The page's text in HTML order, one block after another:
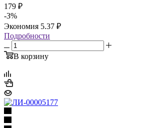
179 ₽
-3%
Экономия 5.37 ₽
Подробности
В корзину